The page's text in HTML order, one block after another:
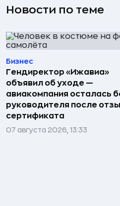
Новости по теме
Бизнес
Гендиректор «Ижавиа»
объявил об уходе —
авиакомпания осталась
руководителя после
сертификата
07 августа 2026, 13:33